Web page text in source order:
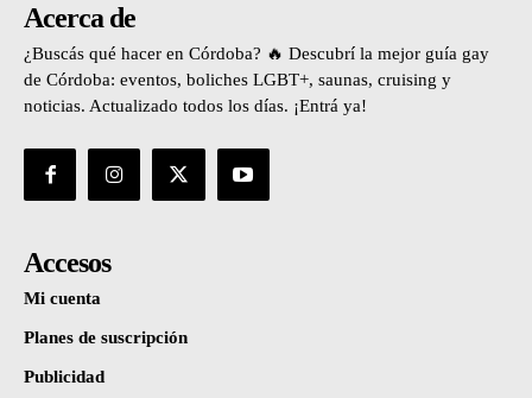
Acerca de
¿Buscás qué hacer en Córdoba? 🔥 Descubrí la mejor guía gay
de Córdoba: eventos, boliches LGBT+, saunas, cruising y
noticias. Actualizado todos los días. ¡Entrá ya!
Accesos
Mi cuenta
Planes de suscripción
Publicidad